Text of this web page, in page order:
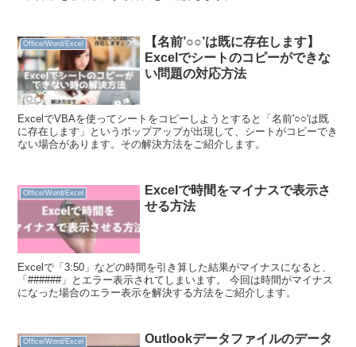
Office/Word/Excel
【名前’○○’は既に存在します】
Excelでシートのコピーができな
い問題の対応方法
ExcelでVBAを使ってシートをコピーしようとすると「名前'○○'は既
に存在します」というポップアップが出現して、シートがコピーでき
ない場合があります。その解決方法をご紹介します。
Office/Word/Excel
Excelで時間をマイナスで表示さ
せる方法
Excelで「3:50」などの時間を引き算した結果がマイナスになると、
「######」とエラー表示されてしまいます。 今回は時間がマイナス
になった場合のエラー表示を解決する方法をご紹介します。
Office/Word/Excel
Outlookデータファイルのデータ